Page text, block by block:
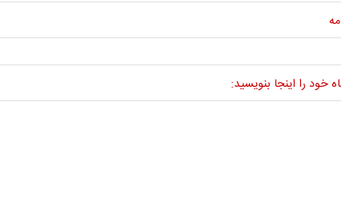
خود را اینجا بنویسید: